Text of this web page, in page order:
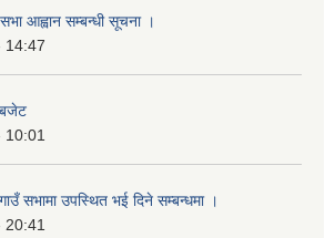
आह्वान सम्बन्धी सूचना ।
14:47
10:01
सभामा उपस्थित भई दिने सम्बन्धमा ।
20:41